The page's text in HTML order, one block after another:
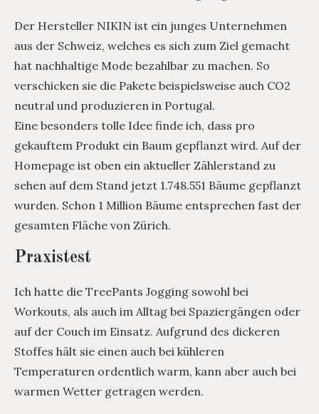
Der Hersteller NIKIN ist ein junges Unternehmen
aus der Schweiz, welches es sich zum Ziel gemacht
hat nachhaltige Mode bezahlbar zu machen. So
verschicken sie die Pakete beispielsweise auch CO2
neutral und produzieren in Portugal.
Eine besonders tolle Idee finde ich, dass pro
gekauftem Produkt ein Baum gepflanzt wird. Auf der
Homepage ist oben ein aktueller Zählerstand zu
sehen auf dem Stand jetzt 1.748.551 Bäume gepflanzt
wurden. Schon 1 Million Bäume entsprechen fast der
gesamten Fläche von Zürich.
Praxistest
Ich hatte die TreePants Jogging sowohl bei
Workouts, als auch im Alltag bei Spaziergängen oder
auf der Couch im Einsatz. Aufgrund des dickeren
Stoffes hält sie einen auch bei kühleren
Temperaturen ordentlich warm, kann aber auch bei
warmen Wetter getragen werden.